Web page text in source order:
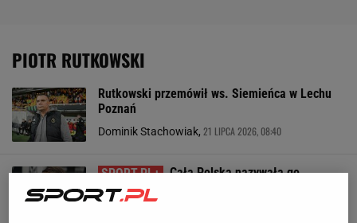
PIOTR RUTKOWSKI
Rutkowski przemówił ws. Siemieńca w Lechu
Poznań
Dominik Stachowiak, 21 LIPCA 2026, 08:40
Cała Polska nazywała go
przegrywem. Teraz jest na szczycie. "Wciąż
mamy blizny"